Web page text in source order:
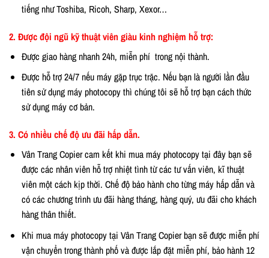
tiếng như Toshiba, Ricoh, Sharp, Xexor…
2. Được đội ngũ kỹ thuật viên giàu kinh nghiệm hỗ trợ:
Được giao hàng nhanh 24h, miễn phí trong nội thành.
Được hỗ trợ 24/7 nếu máy gặp trục trặc. Nếu bạn là người lần đầu
tiên sử dụng máy photocopy thì chúng tôi sẽ hỗ trợ bạn cách thức
sử dụng máy cơ bản.
3. Có nhiều chế độ ưu đãi hấp dẫn.
Vân Trang Copier cam kết khi mua máy photocopy tại đây bạn sẽ
được các nhân viên hỗ trợ nhiệt tình từ các tư vấn viên, kĩ thuật
viên một cách kịp thời. Chế độ bảo hành cho từng máy hấp dẫn và
có các chương trình ưu đãi hàng tháng, hàng quý, ưu đãi cho khách
hàng thân thiết.
Khi mua máy photocopy tại Vân Trang Copier bạn sẽ được miễn phí
vận chuyển trong thành phố và được lắp đặt miễn phí, bảo hành 12